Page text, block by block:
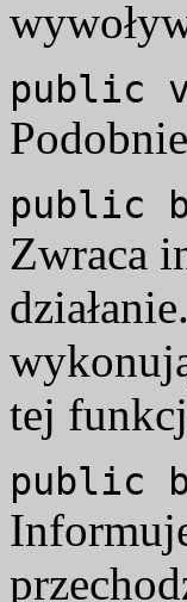
public
public
Zwraca
tej
public